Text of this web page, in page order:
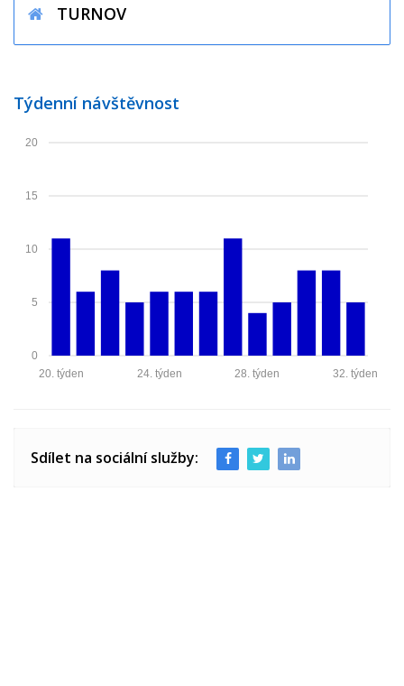
TURNOV
Týdenní návštěvnost
0
5
10
15
20
32. týden
28. týden
24. týden
20. týden
Sdílet na sociální služby: